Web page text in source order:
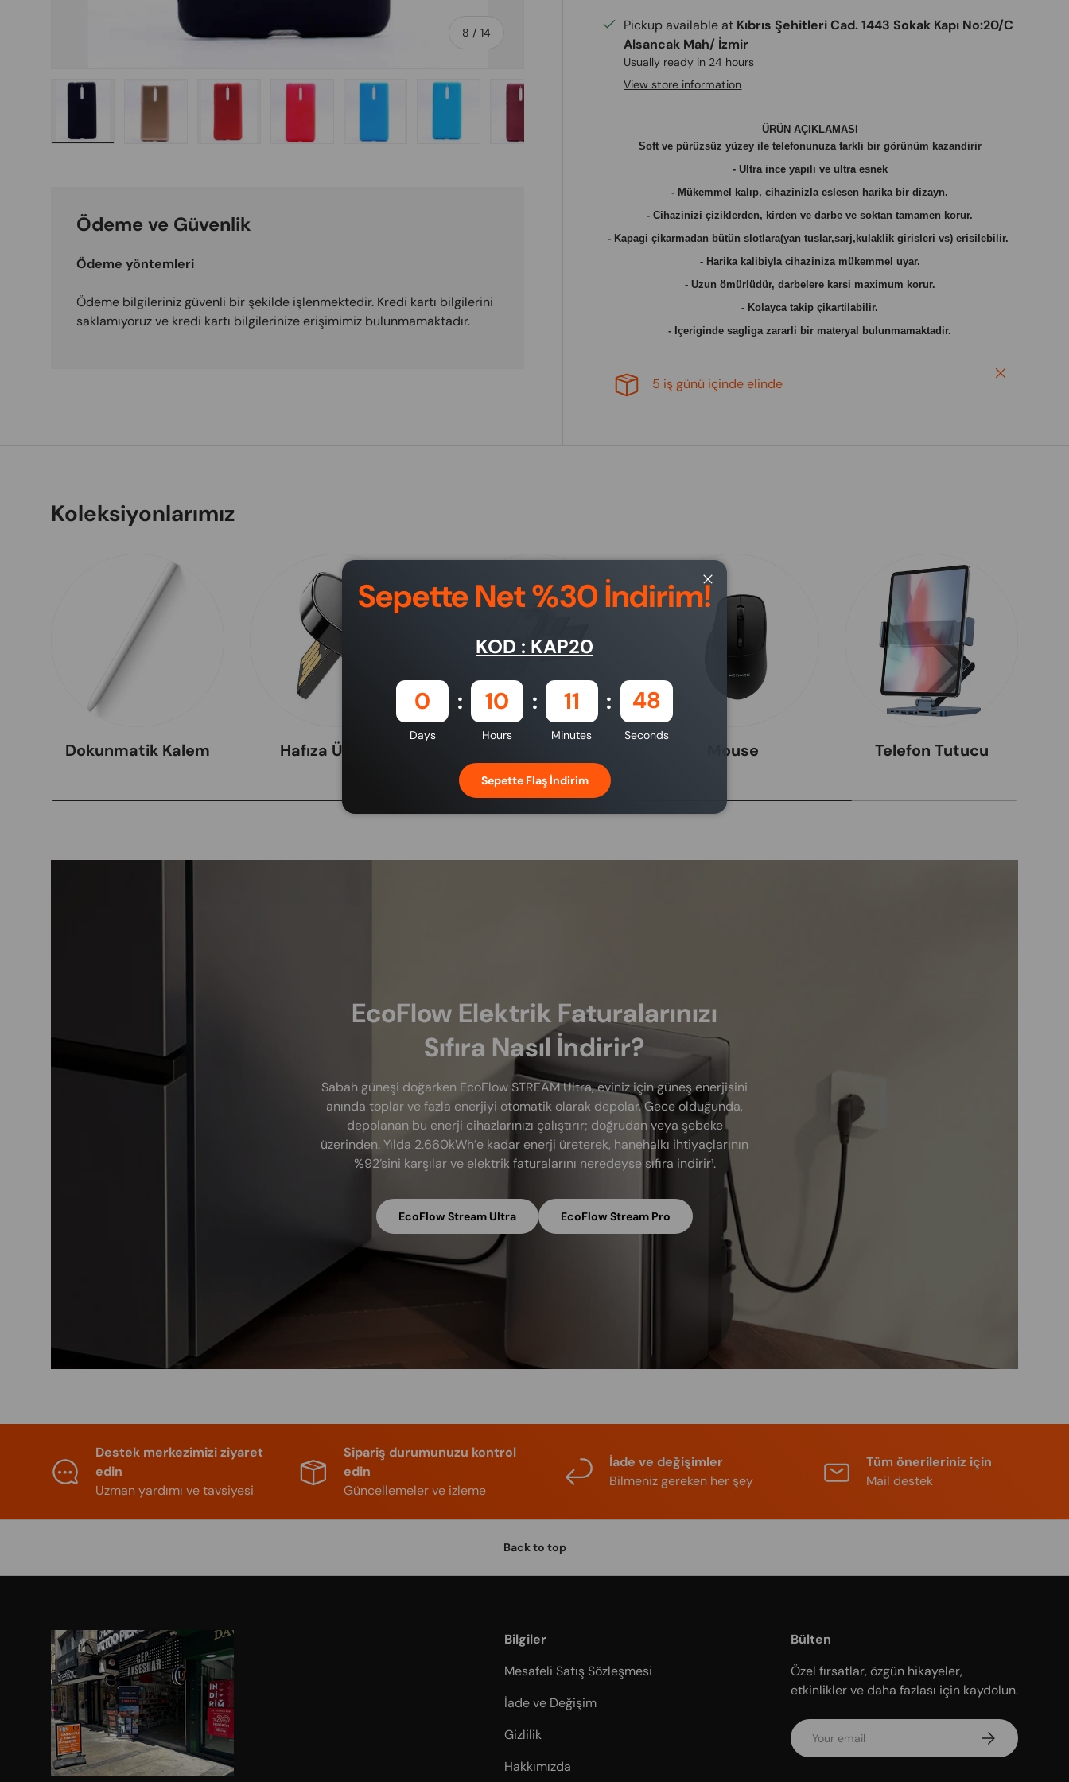
8 /of
14
Load image 14 in gallery view
Pickup available at Kıbrıs Şehitleri Cad. 1443 Sokak Kapı No:20/C
Alsancak Mah/ İzmir
Usually ready in 24 hours
View store information
ÜRÜN AÇIKLAMASI
Soft ve pürüzsüz yüzey ile telefonunuza farkli bir görünüm kazandirir
- Ultra ince yapılı ve ultra esnek
- Mükemmel kalıp, cihazinizla eslesen harika bir dizayn.
- Cihazinizi çiziklerden, kirden ve darbe ve soktan tamamen korur.
- Kapagi çikarmadan bütün slotlara(yan tuslar,sarj,kulaklik girisleri vs) erisilebilir.
- Harika kalibiyla cihaziniza mükemmel uyar.
- Uzun ömürlüdür, darbelere karsi maximum korur.
- Kolayca takip çikartilabilir.
- Içeriginde sagliga zararli bir materyal bulunmamaktadir.
5 iş günü içinde elinde
Close
Ödeme ve Güvenlik
Ödeme yöntemleri
Ödeme bilgileriniz güvenli bir şekilde işlenmektedir. Kredi kartı bilgilerini
saklamıyoruz ve kredi kartı bilgilerinize erişimimiz bulunmamaktadır.
Koleksiyonlarımız
Dokunmatik Kalem Hafıza Ürünleri Mouse Telefon Tutucu
EcoFlow Elektrik Faturalarınızı
Sıfıra Nasıl İndirir?
Sabah güneşi doğarken EcoFlow STREAM Ultra, eviniz için güneş enerjisini
anında toplar ve fazla enerjiyi otomatik olarak depolar. Gece olduğunda,
depolanan bu enerji cihazlarınızı çalıştırır; doğrudan veya şebeke
üzerinden. Yılda 2.660kWh’e kadar enerji üreterek, hanehalkı ihtiyaçlarının
%92’sini karşılar ve elektrik faturalarını neredeyse sıfıra indirir¹.
EcoFlow Stream Ultra EcoFlow Stream Pro
Close
Sepette Net %30 İndirim!
KOD : KAP20
0
Days
10
Hours
11
Minutes
47
Seconds
Sepette Flaş İndirim
Destek merkezimizi ziyaret
edin
Uzman yardımı ve tavsiyesi
Sipariş durumunuzu kontrol
edin
Güncellemeler ve izleme
İade ve değişimler
Bilmeniz gereken her şey
Tüm önerileriniz için
Mail destek
Back to top
Bilgiler
Mesafeli Satış Sözleşmesi
İade ve Değişim
Gizlilik
Hakkımızda
Bülten
Özel fırsatlar, özgün hikayeler,
etkinlikler ve daha fazlası için kaydolun.
Email Subscribe